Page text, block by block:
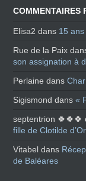
COMMENTAIRES
Elisa2 dans 15
Rue de la Paix
son assignation à
Perlaine dans
Sigismond dans«
septentrion 🍀🍀🍀
fille de Clotilde
Vitabel dans
de Baléares